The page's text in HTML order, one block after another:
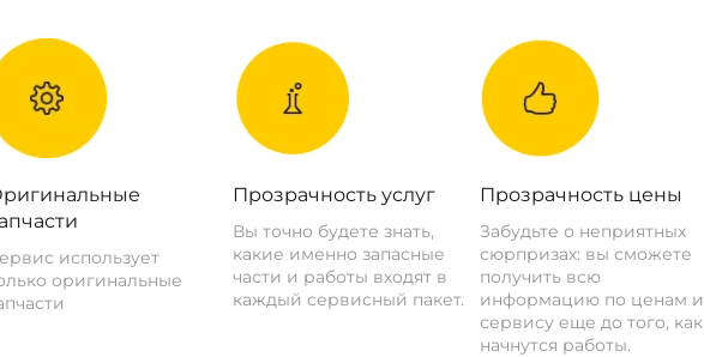
использует
оригинальные
Прозрачность услуг
Вы точно будете знать,
какие именно запасные
части и работы входят в
каждый сервисный пакет.
Прозрачность цены
Забудьте о неприятных
сюрпризах: вы сможете
получить всю
информацию по ценам и
сервису еще до того, как
начнутся работы.